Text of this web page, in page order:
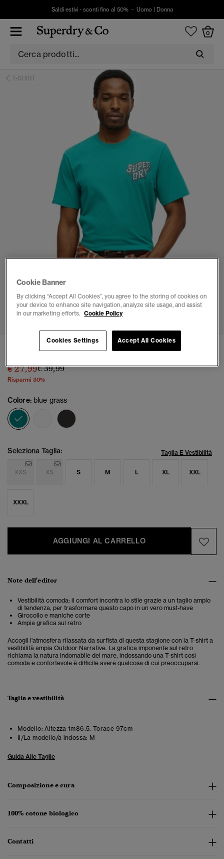
Saldi estivi - sconti fino al 50% - Uomo Donna
0
T-SHIRT
1 2 3 4 5 6
T-shirt vestibilità ampia Outdoor Narrative
€ 27,99Prezzo ridotto da
€ 39,99a
Risparmi 30%
Colore: blue grass
selezionato
Seleziona Taglia: Taglia E Vestibilità
XXS XS S M L XL XXL
XXXL
AGGIUNGI AL CARRELLO
Note dell'editor
Vestibilità comoda: il comfort incontra lo stile grazie a un taglio ampio
di tendenza, per trasformare questo capo in un vero must-have
Girocollo e maniche corte
Ampia grafica sul retro
Accogli l'atmosfera rilassata da surfista di questa stagione con la T-shirt a
vestibilità ampia Outdoor Narrative. La grafica imponente sul retro
richiama la natura indomabile del mare, indossando una T-shirt così
comoda e confortevole è difficile avere qualcosa di cui preoccuparsi.
Taglia e vestibilità
Modello: Altezza 1m86.5. Torace 97cm
Il/La modello/a indossa: M
Guida Alle Taglie
Composizione e cura
100% cotone biologico
Contatti
Cookie Banner
By clicking “Accept All Cookies”, you agree to the storing of cookies on
your device to enhance site navigation, analyze site usage, and assist
in our marketing efforts. Cookie Policy
Cookies Settings Accept All Cookies